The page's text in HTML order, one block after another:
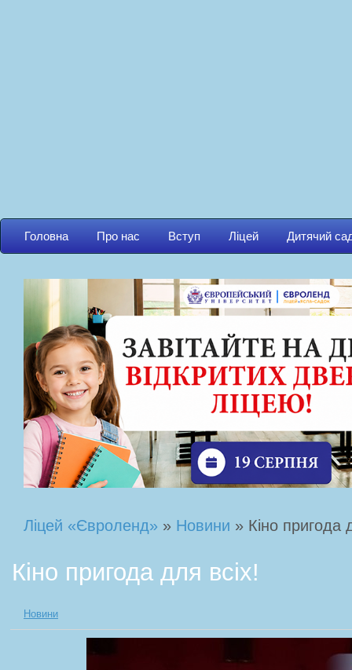
Головна Про нас Вступ Ліцей Дитячий
Ліцей «Євроленд» » Новини » Кіно пригода
Кіно пригода для всіх!
Новини